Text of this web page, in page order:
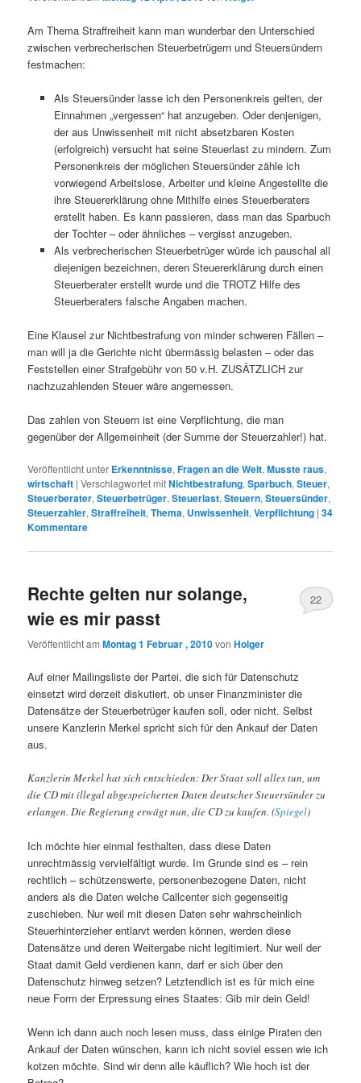
Am Thema Straffreiheit kann man wunderbar den Unterschied
zwischen verbrecherischen Steuerbetrügern und Steuersündern
festmachen:
Als Steuersünder lasse ich den Personenkreis gelten, der
Einnahmen „vergessen“ hat anzugeben. Oder denjenigen,
der aus Unwissenheit mit nicht absetzbaren Kosten
(erfolgreich) versucht hat seine Steuerlast zu mindern. Zum
Personenkreis der möglichen Steuersünder zähle ich
vorwiegend Arbeitslose, Arbeiter und kleine Angestellte die
ihre Steuererklärung ohne Mithilfe eines Steuerberaters
erstellt haben. Es kann passieren, dass man das Sparbuch
der Tochter – oder ähnliches – vergisst anzugeben.
Als verbrecherischen Steuerbetrüger würde ich pauschal all
diejenigen bezeichnen, deren Steuererklärung durch einen
Steuerberater erstellt wurde und die TROTZ Hilfe des
Steuerberaters falsche Angaben machen.
Eine Klausel zur Nichtbestrafung von minder schweren Fällen –
man will ja die Gerichte nicht übermässig belasten – oder das
Feststellen einer Strafgebühr von 50 v.H. ZUSÄTZLICH zur
nachzuzahlenden Steuer wäre angemessen.
Das zahlen von Steuern ist eine Verpflichtung, die man
gegenüber der Allgemeinheit (der Summe der Steuerzahler!) hat.
Veröffentlicht unter Erkenntnisse,Fragen an die Welt,Musste raus,
wirtschaft |Verschlagwortet mitNichtbestrafung,Sparbuch,Steuer,
Steuerberater,Steuerbetrüger,Steuerlast,Steuern,Steuersünder,
Steuerzahler,Straffreiheit,Thema, Unwissenheit,Verpflichtung |34
Kommentare
Rechte gelten nur solange,
wie es mir passt
Veröffentlicht amMontag 1 Februar , 2010vonHolger
22
Auf einer Mailingsliste der Partei, die sich für Datenschutz
einsetzt wird derzeit diskutiert, ob unser Finanzminister die
Datensätze der Steuerbetrüger kaufen soll, oder nicht. Selbst
unsere Kanzlerin Merkel spricht sich für den Ankauf der Daten
aus.
Kanzlerin Merkel hat sich entschieden: Der Staat soll alles tun, um
die CD mit illegal abgespeicherten Daten deutscher Steuersünder zu
erlangen. Die Regierung erwägt nun, die CD zu kaufen. (Spiegel)
Ich möchte hier einmal festhalten, dass diese Daten
unrechtmässig vervielfältigt wurde. Im Grunde sind es – rein
rechtlich – schützenswerte, personenbezogene Daten, nicht
anders als die Daten welche Callcenter sich gegenseitig
zuschieben. Nur weil mit diesen Daten sehr wahrscheinlich
Steuerhinterzieher entlarvt werden können, werden diese
Datensätze und deren Weitergabe nicht legitimiert. Nur weil der
Staat damit Geld verdienen kann, darf er sich über den
Datenschutz hinweg setzen? Letztendlich ist es für mich eine
neue Form der Erpressung eines Staates: Gib mir dein Geld!
Wenn ich dann auch noch lesen muss, dass einige Piraten den
Ankauf der Daten wünschen, kann ich nicht soviel essen wie ich
kotzen möchte. Sind wir denn alle käuflich? Wie hoch ist der